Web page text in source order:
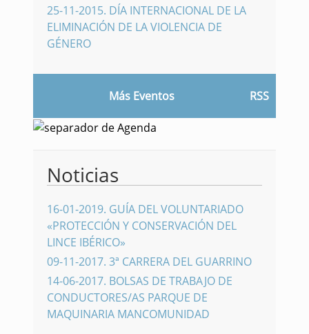
25-11-2015. DÍA INTERNACIONAL DE LA
ELIMINACIÓN DE LA VIOLENCIA DE
GÉNERO
Más Eventos RSS
Noticias
16-01-2019. GUÍA DEL VOLUNTARIADO
«PROTECCIÓN Y CONSERVACIÓN DEL
LINCE IBÉRICO»
09-11-2017. 3ª CARRERA DEL GUARRINO
14-06-2017. BOLSAS DE TRABAJO DE
CONDUCTORES/AS PARQUE DE
MAQUINARIA MANCOMUNIDAD